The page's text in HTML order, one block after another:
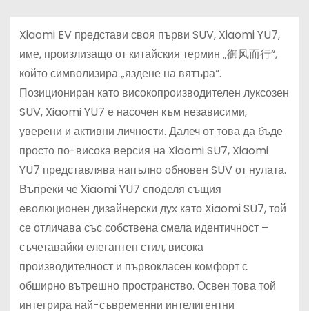
Xiaomi EV представи своя първи SUV, Xiaomi YU7,
име, произлизащо от китайския термин „御风而行“,
който символизира „яздене на вятъра“.
Позициониран като високопроизводителен луксозен
SUV, Xiaomi YU7 е насочен към независими,
уверени и активни личности. Далеч от това да бъде
просто по-висока версия на Xiaomi SU7, Xiaomi
YU7 представлява напълно обновен SUV от нулата.
Въпреки че Xiaomi YU7 споделя същия
еволюционен дизайнерски дух като Xiaomi SU7, той
се отличава със собствена смела идентичност –
съчетавайки елегантен стил, висока
производителност и първокласен комфорт с
обширно вътрешно пространство. Освен това той
интегрира най-съвременни интелигентни